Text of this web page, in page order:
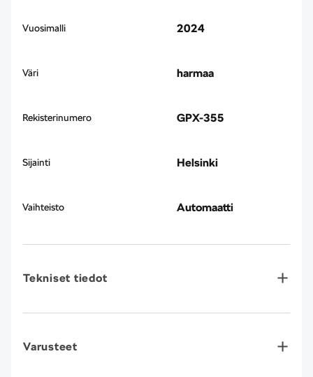
Vuosimalli 2024
Väri harmaa
Rekisterinumero GPX-355
Sijainti Helsinki
Vaihteisto Automaatti
Tekniset tiedot
Varusteet